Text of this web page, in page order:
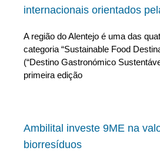
internacionais orientados
A região do Alentejo é uma das
categoria “Sustainable Food
(“Destino Gastronómico
primeira edição
Ambilital investe 9ME na
biorresíduos